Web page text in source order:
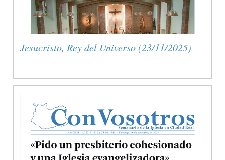
Jesucristo, Rey del Universo (23/11/2025)